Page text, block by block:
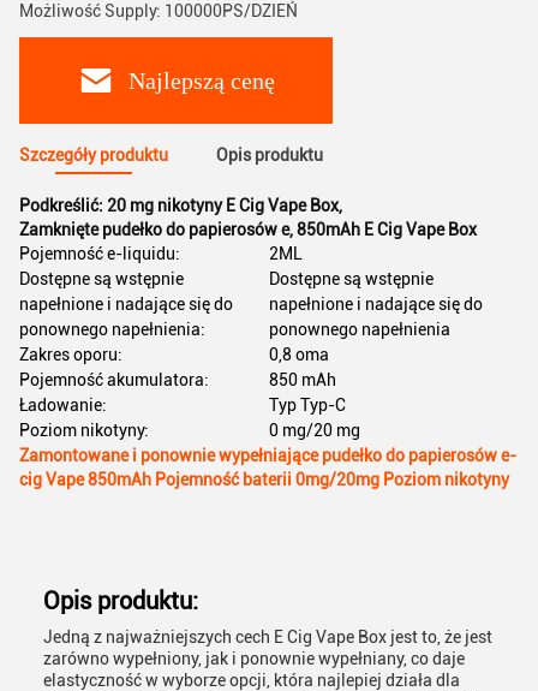
Możliwość Supply: 100000PS/DZIEŃ
Najlepszą cenę
Szczegóły produktu Opis produktu
Podkreślić: 20 mg nikotyny E Cig Vape Box,
Zamknięte pudełko do papierosów e,850mAh E Cig Vape Box
Pojemność e-liquidu:
2ML
Dostępne są wstępnie
napełnione i nadające się do
ponownego napełnienia:
Dostępne są wstępnie
napełnione i nadające się do
ponownego napełnienia
Zakres oporu:
0,8 oma
Pojemność akumulatora:
850 mAh
Ładowanie:
Typ Typ-C
Poziom nikotyny:
0 mg/20 mg
Zamontowane i ponownie wypełniające pudełko do papierosów e-
cig Vape 850mAh Pojemność baterii 0mg/20mg Poziom nikotyny
Opis produktu:
Jedną z najważniejszych cech E Cig Vape Box jest to, że jest
zarówno wypełniony, jak i ponownie wypełniany, co daje
elastyczność w wyborze opcji, która najlepiej działa dla